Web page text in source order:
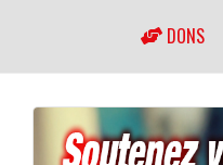
DONS